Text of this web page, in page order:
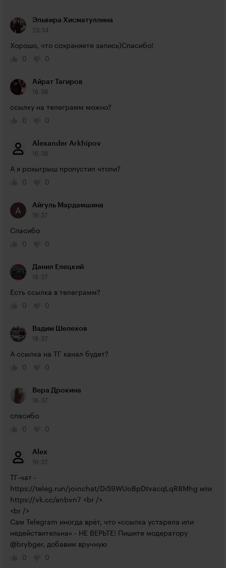
Эльвира Хисматуллина
23:34
Хорошо, что сохраняете запись)Спасибо!
0
0
Айрат Тагиров
16:38
ссылку на телеграмм можно?
0
0
Alexander Arkhipov
16:38
А я розыгрыш пропустил чтоли?
0
0
Айгуль Мардамшина
16:37
Спасибо
0
0
Данил Елецкий
16:37
Есть ссылка в телеграмм?
0
0
Вадим Шелехов
16:37
А ссылка на ТГ канал будет?
0
0
Вера Дрокина
16:37
спасибо
0
0
Alex
16:37
https://teleg.run/joinchat/Di59WUoBpDtvacqLqR8Mhg
https://vk.cc/anbvn7 <br />
<br />
Сам Telegram иногда врёт, что «ссылка устарела или
недействительна» - НЕ ВЕРЬТЕ! Пишите модератору
@brybger, добавим вручную
0
0